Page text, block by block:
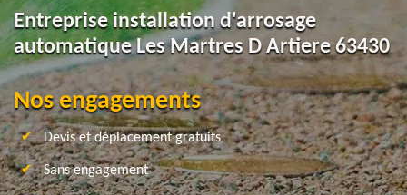
Entreprise installation d'arrosage
automatique Les Martres D Artiere 63430
Nos engagements
Devis et déplacement gratuits
Sans engagement